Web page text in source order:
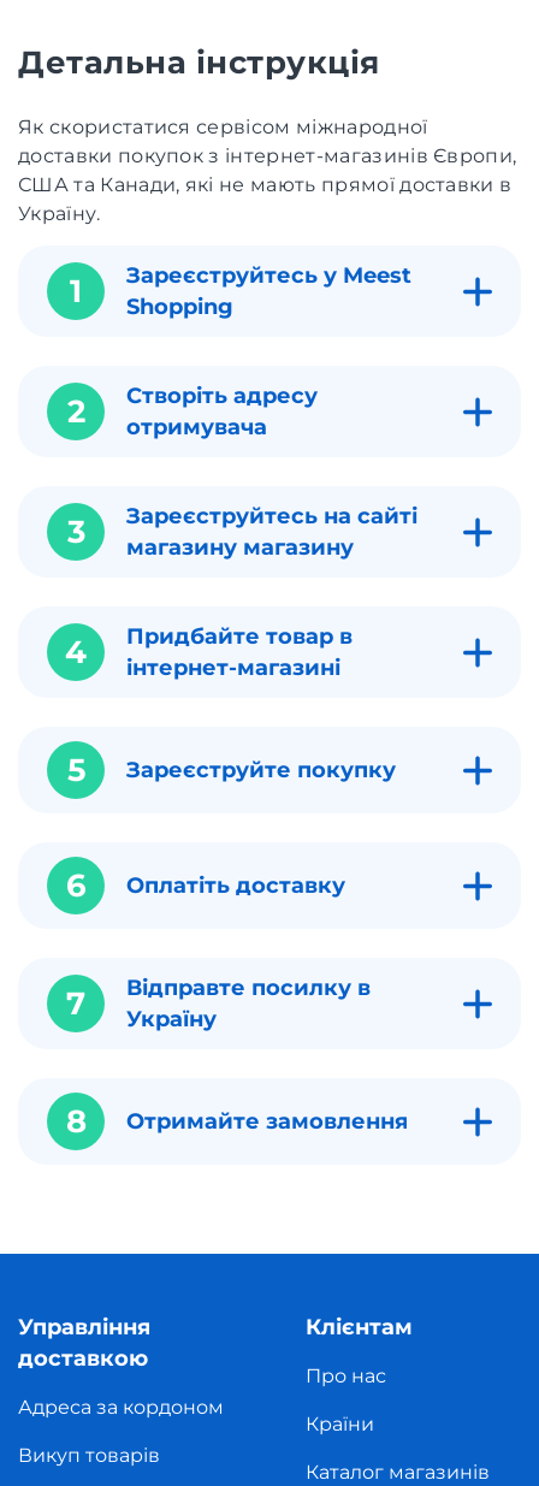
Детальна інструкція
Як скористатися сервісом міжнародної
доставки покупок з інтернет-магазинів Європи,
США та Канади, які не мають прямої доставки в
Україну.
1
Зареєструйтесь у Meest
Shopping
2
Створіть адресу
отримувача
3
Зареєструйтесь на сайті
магазину магазину
4
Придбайте товар в
інтернет-магазині
5 Зареєструйте покупку
6 Оплатіть доставку
7
Відправте посилку в
Україну
8 Отримайте замовлення
Управління
доставкою
Адреса за кордоном
Викуп товарів
Клієнтам
Про нас
Країни
Каталог магазинів